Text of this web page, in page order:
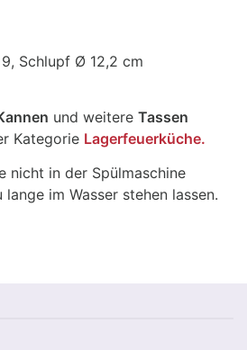
Schlupf Ø 12,2 cm
und weitere Tassen
Kategorie Lagerfeuerküche.
nicht in der Spülmaschine
im Wasser stehen lassen.